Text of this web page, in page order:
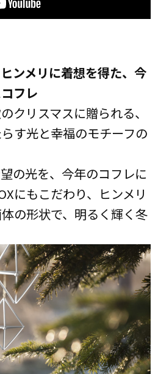
ンメリに着想を得た、今
フレ
クリスマスに贈られる、
す光と幸福のモチーフの
の光を、今年のコフレに
にもこだわり、ヒンメリ
の形状で、明るく輝く冬